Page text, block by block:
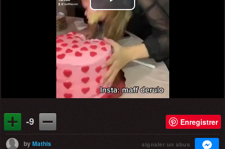
Play
Video
-9 Enregistrer
byMathis signaler un abus